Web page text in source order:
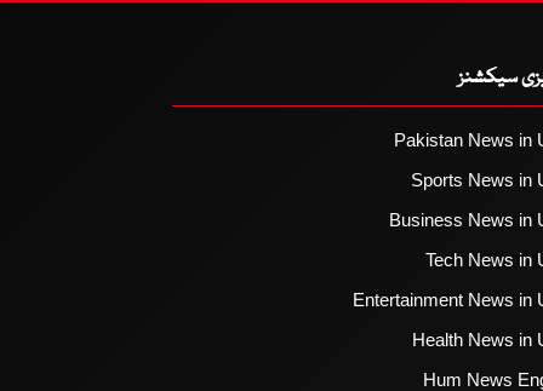
سیکشنز
Pakistan News in
Sports News in
Business News in
Tech News in
Entertainment News in
Health News in
Hum News